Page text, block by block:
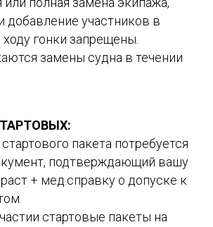
добавление участников в
гонки запрещены.
замены судна в течении
пакета потребуется
подтверждающий вашу
+ мед.справку о допуске к
стартовые пакеты на